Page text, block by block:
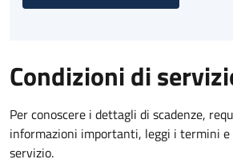
Condizioni di
Per conoscere i dettagli di scadenze,
informazioni importanti, leggi i termini e
servizio.